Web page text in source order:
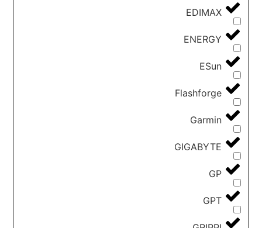
EDIMAX
ENERGY
ESun
Flashforge
Garmin
GIGABYTE
GP
GPT